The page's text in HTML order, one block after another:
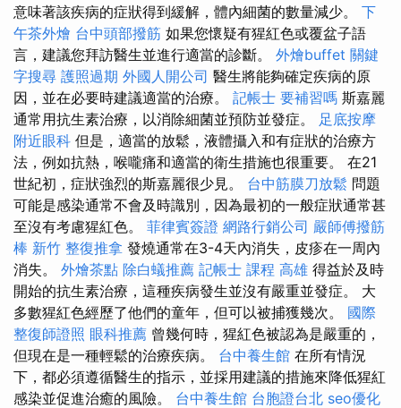
意味著該疾病的症狀得到緩解，體內細菌的數量減少。 下
午茶外燴 台中頭部撥筋 如果您懷疑有猩紅色或覆盆子語
言，建議您拜訪醫生並進行適當的診斷。 外燴buffet 關鍵
字搜尋 護照過期 外國人開公司 醫生將能夠確定疾病的原
因，並在必要時建議適當的治療。 記帳士 要補習嗎 斯嘉麗
通常用抗生素治療，以消除細菌並預防並發症。 足底按摩
附近眼科 但是，適當的放鬆，液體攝入和有症狀的治療方
法，例如抗熱，喉嚨痛和適當的衛生措施也很重要。 在21
世紀初，症狀強烈的斯嘉麗很少見。 台中筋膜刀放鬆 問題
可能是感染通常不會及時識別，因為最初的一般症狀通常甚
至沒有考慮猩紅色。 菲律賓簽證 網路行銷公司 嚴師傅撥筋
棒 新竹 整復推拿 發燒通常在3-4天內消失，皮疹在一周內
消失。 外燴茶點 除白蟻推薦 記帳士 課程 高雄 得益於及時
開始的抗生素治療，這種疾病發生並沒有嚴重並發症。 大
多數猩紅色經歷了他們的童年，但可以被捕獲幾次。 國際
整復師證照 眼科推薦 曾幾何時，猩紅色被認為是嚴重的，
但現在是一種輕鬆的治療疾病。 台中養生館 在所有情況
下，都必須遵循醫生的指示，並採用建議的措施來降低猩紅
感染並促進治癒的風險。 台中養生館 台胞證台北 seo優化